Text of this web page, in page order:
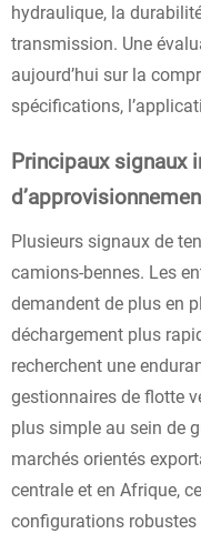
hydraulique, la
transmission. Une
aujourd’hui sur la
spécifications,
Principaux signaux
Plusieurs signaux de
camions-bennes. Les
demandent de plus en
déchargement plus
recherchent une
gestionnaires de flotte
plus simple au sein de
marchés orientés
centrale et en Afrique,
configurations